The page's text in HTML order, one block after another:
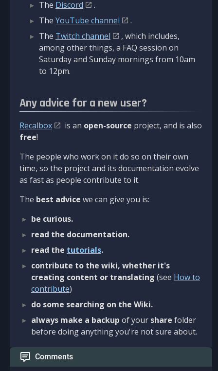
The Discord
.
The YouTube channel
.
The Twitch channel
, which includes,
among other things, a FAQ session on
Saturday and Sunday mornings from 10am
to 12pm.
Any advice for a new user?
Recalbox is an open-source project, and is also
free!
The people who work on it do so on their own
time, so the project and its documentation evolve
as fast as people contribute to it.
The best advice we can give you is:
be curious.
read the documentation.
read the tutorials.
contribute to the wiki, whether it's
creating content or translating (see How to
contribute)
do some searching on the Wiki.
always make a backup of your share folder
before doing anything you're not sure about.
Comments